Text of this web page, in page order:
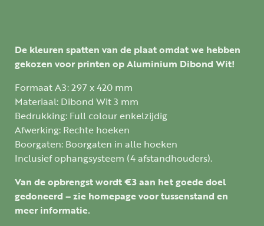
De kleuren spatten van de plaat omdat we hebben
gekozen voor printen op Aluminium Dibond Wit!
Formaat A3: 297 x 420 mm
Materiaal: Dibond Wit 3 mm
Bedrukking: Full colour enkelzijdig
Afwerking: Rechte hoeken
Boorgaten: Boorgaten in alle hoeken
Inclusief ophangsysteem (4 afstandhouders).
Van de opbrengst wordt €3 aan het goede doel
gedoneerd – zie homepage voor tussenstand en
meer informatie.